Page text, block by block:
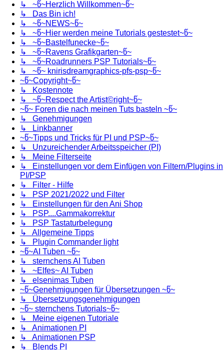
↳ ~წ~Herzlich Willkommen~წ~
↳ Das Bin ich!
↳ ~წ~NEWS~წ~
↳ ~წ~Hier werden meine Tutorials gestestet~წ~
↳ ~წ~Bastelfunecke~წ~
↳ ~წ~Ravens Grafikgarten~წ~
↳ ~წ~Roadrunners PSP Tutorials~წ~
↳ ~წ~ knirisdreamgraphics-pfs-psp~წ~
~წ~Copyright~წ~
↳ Kostennote
↳ ~წ~Respect the Artist©right~წ~
~წ~ Foren die nach meinen Tuts basteln ~წ~
↳ Genehmigungen
↳ Linkbanner
~წ~Tipps und Tricks für PI und PSP~წ~
↳ Unzureichender Arbeitsspeicher (PI)
↳ Meine Filterseite
↳ Einstellungen vor dem Einfügen von Filtern/Plugins in
PI/PSP
↳ Filter - Hilfe
↳ PSP 2021/2022 und Filter
↳ Einstellungen für den Ani Shop
↳ PSP....Gammakorrektur
↳ PSP Tastaturbelegung
↳ Allgemeine Tipps
↳ Plugin Commander light
~წ~AI Tuben ~წ~
↳ sternchens AI Tuben
↳ ~Elfes~ AI Tuben
↳ elsenimas Tuben
~წ~Genehmigungen für Übersetzungen ~წ~
↳ Übersetzungsgenehmigungen
~წ~ sternchens Tutorials~წ~
↳ Meine eigenen Tutoriale
↳ Animationen PI
↳ Animationen PSP
↳ Blends PI